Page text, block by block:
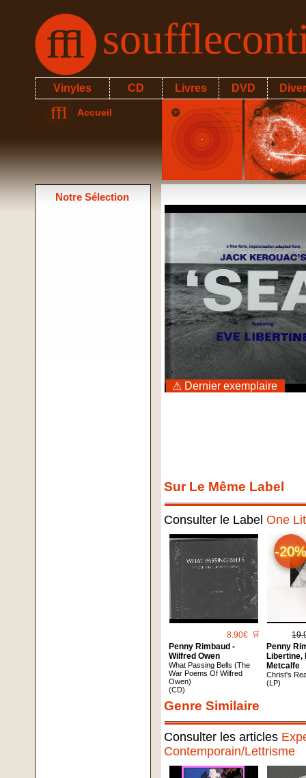
Vinyles CD Livres DVD
Accueil
Notre Sélection
⚠ Dernier exemplaire
Sur Le Même Label
Consulter le LabelOne
8.90€ 🛒
Penny Rimbaud -
Wilfred Owen
What Passing Bells (The
War Poems Of Wilfred
Owen)
(CD)
-20%
Penny
Libertine,
Metcalfe
Christ's
(LP)
Genre Similaire
Consulter les articles
Contemporain/Lettrisme